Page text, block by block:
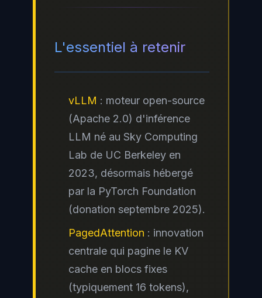
L'essentiel à retenir
vLLM : moteur open-source
(Apache 2.0) d'inférence
LLM né au Sky Computing
Lab de UC Berkeley en
2023, désormais hébergé
par la PyTorch Foundation
(donation septembre 2025).
PagedAttention : innovation
centrale qui pagine le KV
cache en blocs fixes
(typiquement 16 tokens),